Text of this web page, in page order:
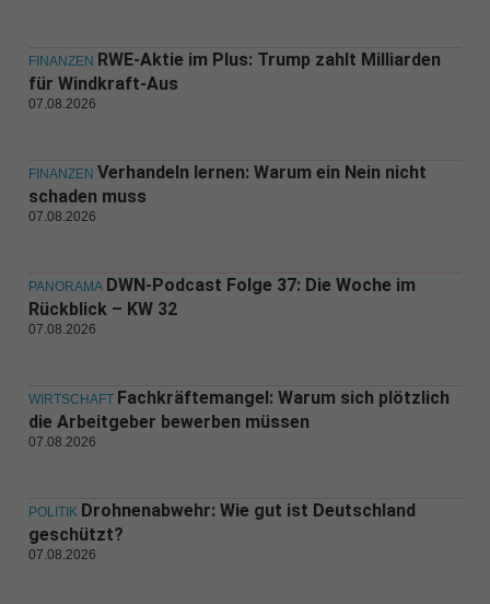
FINANZEN RWE-Aktie im Plus: Trump zahlt Milliarden
für Windkraft-Aus
07.08.2026
FINANZEN Verhandeln lernen: Warum ein Nein nicht
schaden muss
07.08.2026
PANORAMA DWN-Podcast Folge 37: Die Woche im
Rückblick – KW 32
07.08.2026
WIRTSCHAFT Fachkräftemangel: Warum sich plötzlich
die Arbeitgeber bewerben müssen
07.08.2026
POLITIK Drohnenabwehr: Wie gut ist Deutschland
geschützt?
07.08.2026